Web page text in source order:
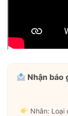
Nhận báo
Nhắn: Loại